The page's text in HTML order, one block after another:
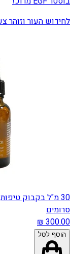
לחידוש העור וזוהר
30 מ"ל בקבוק טיפות
סרומים
הוסף לסל